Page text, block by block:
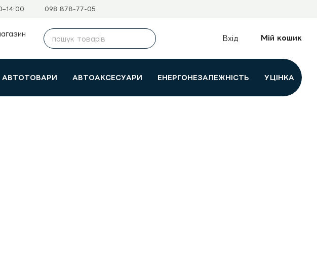
098 878-77-05
Вхід Мій кошик
АВТОТОВАРИ АВТОАКСЕСУАРИ ЕНЕРГОНЕЗАЛЕЖНІСТЬ УЦІНКА